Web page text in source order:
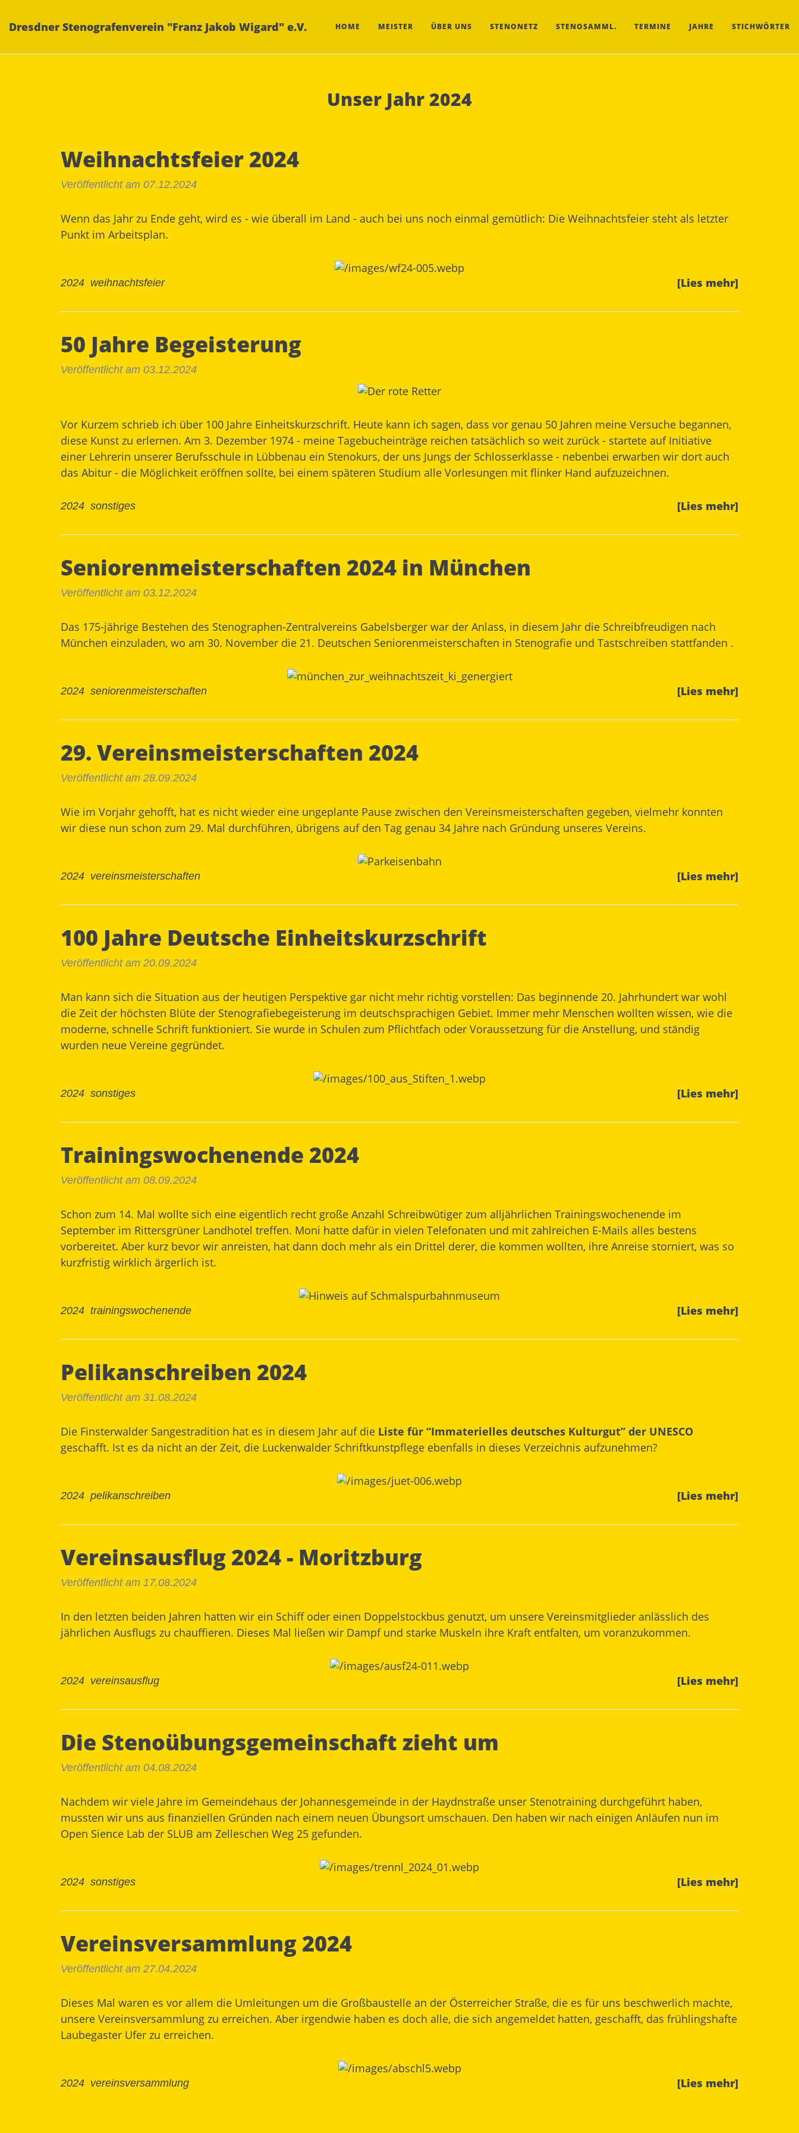
Dresdner Stenografenverein "Franz Jakob Wigard" e.V. HOME MEISTER ÜBER UNS STENONETZ STENOSAMML. TERMINE JAHRE STICHWÖRTER
Unser Jahr 2024
Weihnachtsfeier 2024
Veröffentlicht am 07.12.2024
Wenn das Jahr zu Ende geht, wird es - wie überall im Land - auch bei uns noch einmal gemütlich: Die Weihnachtsfeier steht als letzter
Punkt im Arbeitsplan.
[Lies mehr]
2024 weihnachtsfeier
50 Jahre Begeisterung
Veröffentlicht am 03.12.2024
Vor Kurzem schrieb ich über 100 Jahre Einheitskurzschrift. Heute kann ich sagen, dass vor genau 50 Jahren meine Versuche begannen,
diese Kunst zu erlernen. Am 3. Dezember 1974 - meine Tagebucheinträge reichen tatsächlich so weit zurück - startete auf Initiative
einer Lehrerin unserer Berufsschule in Lübbenau ein Stenokurs, der uns Jungs der Schlosserklasse - nebenbei erwarben wir dort auch
das Abitur - die Möglichkeit eröffnen sollte, bei einem späteren Studium alle Vorlesungen mit flinker Hand aufzuzeichnen.
[Lies mehr]
2024 sonstiges
Seniorenmeisterschaften 2024 in München
Veröffentlicht am 03.12.2024
Das 175-jährige Bestehen des Stenographen-Zentralvereins Gabelsberger war der Anlass, in diesem Jahr die Schreibfreudigen nach
München einzuladen, wo am 30. November die 21. Deutschen Seniorenmeisterschaften in Stenografie und Tastschreiben stattfanden .
[Lies mehr]
2024 seniorenmeisterschaften
29. Vereinsmeisterschaften 2024
Veröffentlicht am 28.09.2024
Wie im Vorjahr gehofft, hat es nicht wieder eine ungeplante Pause zwischen den Vereinsmeisterschaften gegeben, vielmehr konnten
wir diese nun schon zum 29. Mal durchführen, übrigens auf den Tag genau 34 Jahre nach Gründung unseres Vereins.
[Lies mehr]
2024 vereinsmeisterschaften
100 Jahre Deutsche Einheitskurzschrift
Veröffentlicht am 20.09.2024
Man kann sich die Situation aus der heutigen Perspektive gar nicht mehr richtig vorstellen: Das beginnende 20. Jahrhundert war wohl
die Zeit der höchsten Blüte der Stenografiebegeisterung im deutschsprachigen Gebiet. Immer mehr Menschen wollten wissen, wie die
moderne, schnelle Schrift funktioniert. Sie wurde in Schulen zum Pflichtfach oder Voraussetzung für die Anstellung, und ständig
wurden neue Vereine gegründet.
[Lies mehr]
2024 sonstiges
Trainingswochenende 2024
Veröffentlicht am 08.09.2024
Schon zum 14. Mal wollte sich eine eigentlich recht große Anzahl Schreibwütiger zum alljährlichen Trainingswochenende im
September im Rittersgrüner Landhotel treffen. Moni hatte dafür in vielen Telefonaten und mit zahlreichen E-Mails alles bestens
vorbereitet. Aber kurz bevor wir anreisten, hat dann doch mehr als ein Drittel derer, die kommen wollten, ihre Anreise storniert, was so
kurzfristig wirklich ärgerlich ist.
[Lies mehr]
2024 trainingswochenende
Pelikanschreiben 2024
Veröffentlicht am 31.08.2024
Die Finsterwalder Sangestradition hat es in diesem Jahr auf die Liste für “Immaterielles deutsches Kulturgut” der UNESCO
geschafft. Ist es da nicht an der Zeit, die Luckenwalder Schriftkunstpflege ebenfalls in dieses Verzeichnis aufzunehmen?
[Lies mehr]
2024 pelikanschreiben
Vereinsausflug 2024 - Moritzburg
Veröffentlicht am 17.08.2024
In den letzten beiden Jahren hatten wir ein Schiff oder einen Doppelstockbus genutzt, um unsere Vereinsmitglieder anlässlich des
jährlichen Ausflugs zu chauffieren. Dieses Mal ließen wir Dampf und starke Muskeln ihre Kraft entfalten, um voranzukommen.
[Lies mehr]
2024 vereinsausflug
Die Stenoübungsgemeinschaft zieht um
Veröffentlicht am 04.08.2024
Nachdem wir viele Jahre im Gemeindehaus der Johannesgemeinde in der Haydnstraße unser Stenotraining durchgeführt haben,
mussten wir uns aus finanziellen Gründen nach einem neuen Übungsort umschauen. Den haben wir nach einigen Anläufen nun im
Open Sience Lab der SLUB am Zelleschen Weg 25 gefunden.
[Lies mehr]
2024 sonstiges
Vereinsversammlung 2024
Veröffentlicht am 27.04.2024
Dieses Mal waren es vor allem die Umleitungen um die Großbaustelle an der Österreicher Straße, die es für uns beschwerlich machte,
unsere Vereinsversammlung zu erreichen. Aber irgendwie haben es doch alle, die sich angemeldet hatten, geschafft, das frühlingshafte
Laubegaster Ufer zu erreichen.
[Lies mehr]
2024 vereinsversammlung